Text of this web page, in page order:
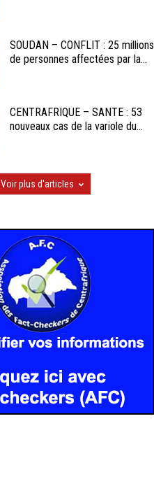
SOUDAN – CONFLIT : 25 millions
de personnes affectées par la...
CENTRAFRIQUE – SANTE : 53
nouveaux cas de la variole du...
Voir plus d'articles